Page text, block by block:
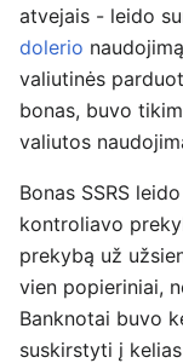
atvejais - leido
dolerio naudojimą
valiutinės
bonas, buvo
valiutos
Bonas SSRS
kontroliavo
prekybą už
vien popieriniai,
Banknotai buvo
suskirstyti į